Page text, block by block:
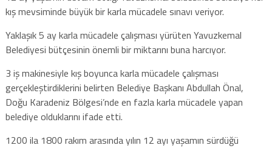
kış mevsiminde büyük bir karla mücadele sınavı veriyor.
Yaklaşık 5 ay karla mücadele çalışması yürüten Yavuzkemal
Belediyesi bütçesinin önemli bir miktarını buna harcıyor.
3 iş makinesiyle kış boyunca karla mücadele çalışması
gerçekleştirdiklerini belirten Belediye Başkanı Abdullah Önal,
Doğu Karadeniz Bölgesi’nde en fazla karla mücadele yapan
belediye olduklarını ifade etti.
1200 ila 1800 rakım arasında yılın 12 ayı yaşamın sürdüğü